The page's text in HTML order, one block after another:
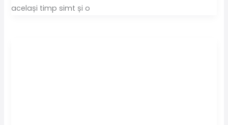
același timp simt și o